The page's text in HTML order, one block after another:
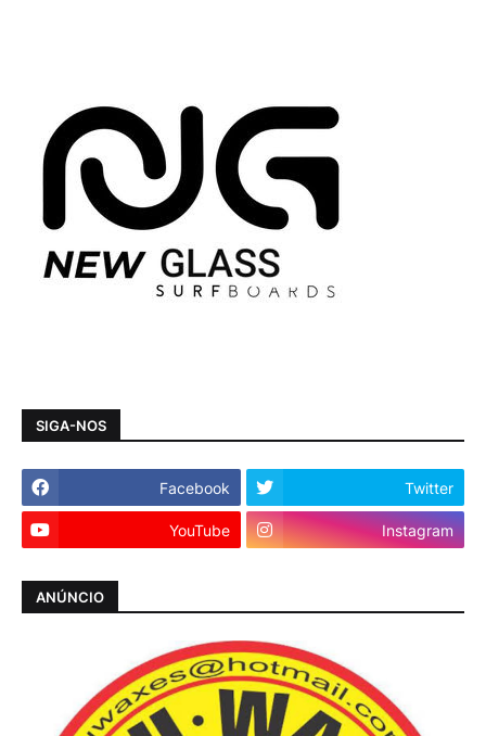
SIGA-NOS
Facebook Twitter
YouTube Instagram
ANÚNCIO